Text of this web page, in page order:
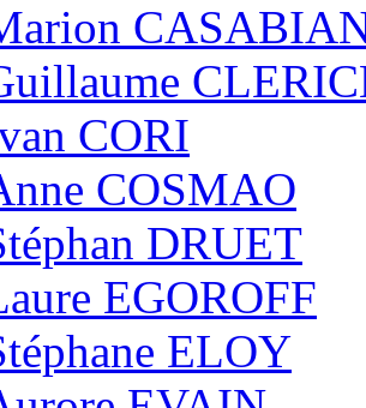
CORI
COSMAO
DRUET
EGOROFF
ELOY